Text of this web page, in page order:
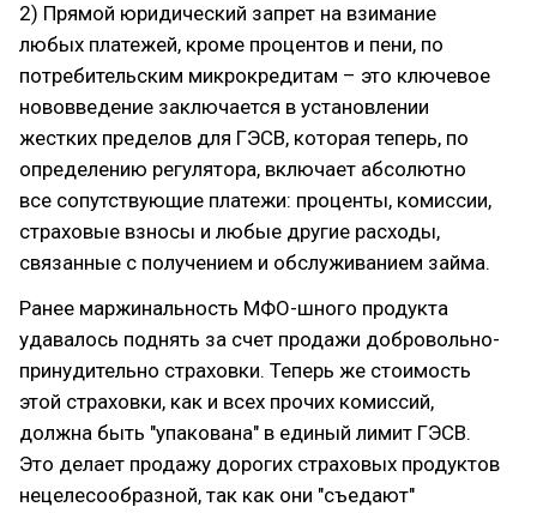
2) Прямой юридический запрет на взимание
любых платежей, кроме процентов и пени, по
потребительским микрокредитам – это ключевое
нововведение заключается в установлении
жестких пределов для ГЭСВ, которая теперь, по
определению регулятора, включает абсолютно
все сопутствующие платежи: проценты, комиссии,
страховые взносы и любые другие расходы,
связанные с получением и обслуживанием займа.
Ранее маржинальность МФО-шного продукта
удавалось поднять за счет продажи добровольно-
принудительно страховки. Теперь же стоимость
этой страховки, как и всех прочих комиссий,
должна быть "упакована" в единый лимит ГЭСВ.
Это делает продажу дорогих страховых продуктов
нецелесообразной, так как они "съедают"